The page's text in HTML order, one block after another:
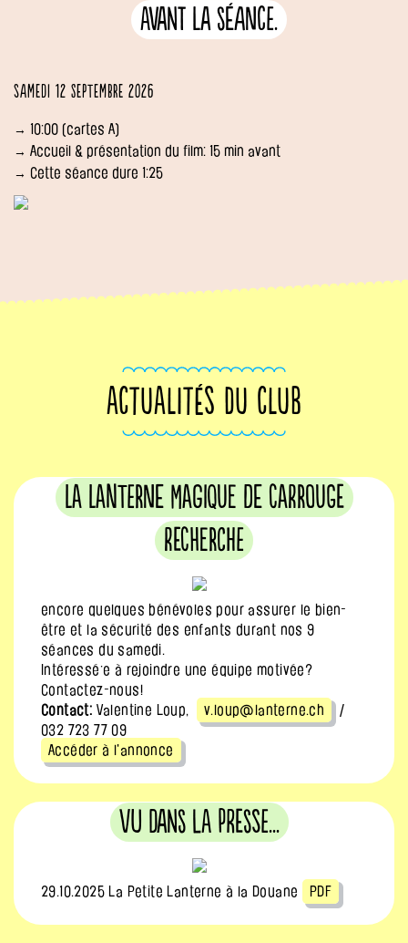
avant la séance.
Samedi 12 septembre 2026
→ 10:00 (cartes A)
→ Accueil & présentation du film: 15 min avant
→ Cette séance dure 1:25
ACTUALITÉS DU CLUB
La Lanterne Magique de Carrouge
recherche
encore quelques bénévoles pour assurer le bien-
être et la sécurité des enfants durant nos 9
séances du samedi.
Intéressé·e à rejoindre une équipe motivée?
Contactez-nous!
Contact: Valentine Loup, v.loup@lanterne.ch
/
032 723 77 09
Accéder à l'annonce
Vu dans la Presse...
29.10.2025 La Petite Lanterne à la Douane PDF